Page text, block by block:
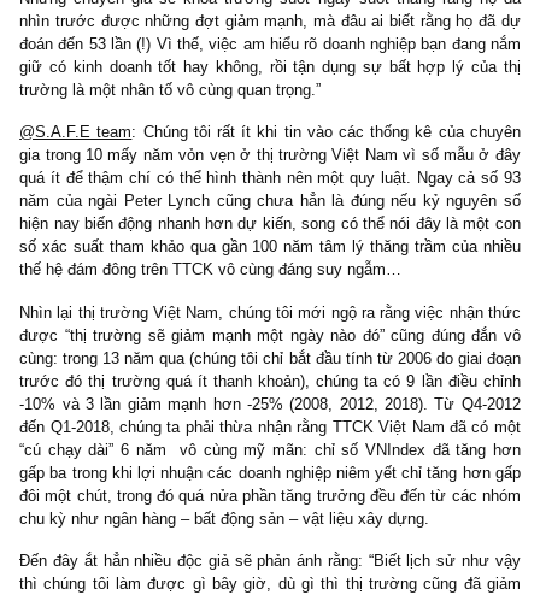
rằng nó đang làm ăn tốt. Bạn mua nó ở giá [14] và nghĩ rằng
thực của nó phải ở [22], song chẳng may nó giảm mạnh xuống
Từ 14 đến 22, quả là một khoản lợi nhuận tốt. Từ 6 đến 22, đó
một khoản lợi nhuận tuyệt vời (exceptional)!
Như vậy, việc duy nhất mà bạn cần làm là chờ đợi, tận dụng
thời cơ đó và hãy tin tôi, sẽ chẳng ai có thể dự đoán được
Những chuyên gia sẽ khoa trương suốt ngày suốt tháng rằng
nhìn trước được những đợt giảm mạnh, mà đâu ai biết rằng họ
đoán đến 53 lần (!) Vì thế, việc am hiểu rõ doanh nghiệp bạn
giữ có kinh doanh tốt hay không, rồi tận dụng sự bất hợp lý
@S.A.F.E team : Chúng tôi rất ít khi tin vào các thống kê của
gia trong 10 mấy năm vỏn vẹn ở thị trường Việt Nam vì số mẫu
quá ít để thậm chí có thể hình thành nên một quy luật. Ngay cả
năm của ngài Peter Lynch cũng chưa hẳn là đúng nếu kỷ
hiện nay biến động nhanh hơn dự kiến, song có thể nói đây là
số xác suất tham khảo qua gần 100 năm tâm lý thăng trầm của
thế hệ đám đông trên TTCK vô cùng đáng suy ngẫm…
Nhìn lại thị trường Việt Nam, chúng tôi mới ngộ ra rằng việc
được “thị trường sẽ giảm mạnh một ngày nào đó” cũng đúng
cùng: trong 13 năm qua (chúng tôi chỉ bắt đầu tính từ 2006 do giai